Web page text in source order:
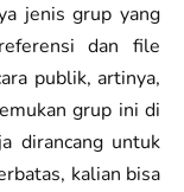
jenis grup yang
dan file
publik, artinya,
grup ini di
dirancang untuk
kalian bisa